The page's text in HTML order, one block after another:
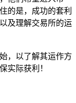
的是，成功的套利
及理解交易所的运
，以了解其运作方
实际获利！